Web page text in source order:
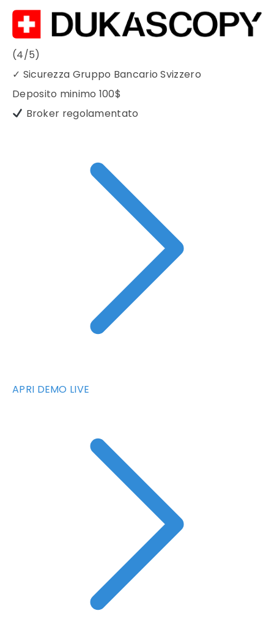
(4/5)
✓ Sicurezza Gruppo Bancario Svizzero
Deposito minimo 100$
Broker regolamentato
APRI DEMO LIVE